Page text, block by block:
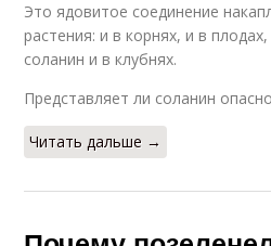
Это ядовитое соединение
растения: и в корнях, и в
соланин и в клубнях.
Представляет ли соланин
Читать дальше →